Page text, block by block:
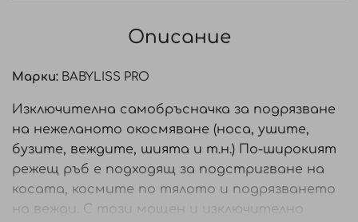
Описание
Марки: BABYLISS PRO
Изключителна самобръсначка за подрязване
на нежеланото окосмяване (носа, ушите,
бузите, веждите, шията и т.н.) По-широкият
режещ ръб е подходящ за подстригване на
косата, космите по тялото и подрязването
на вежди. С този мощен и изключително